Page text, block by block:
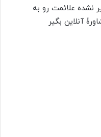
نشده علائمت رو به
آنلاین بگیر​